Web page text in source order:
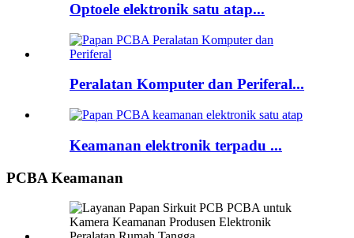
Optoele elektronik satu atap...
Peralatan Komputer dan Periferal...
Keamanan elektronik terpadu ...
PCBA Keamanan